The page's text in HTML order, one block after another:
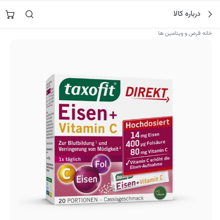
محتوا
جستجو در
درباره کالا
خانه›قرص و ویتامین ها